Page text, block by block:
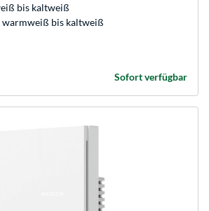
bis kaltweiß
bis kaltweiß
Sofort verfügbar